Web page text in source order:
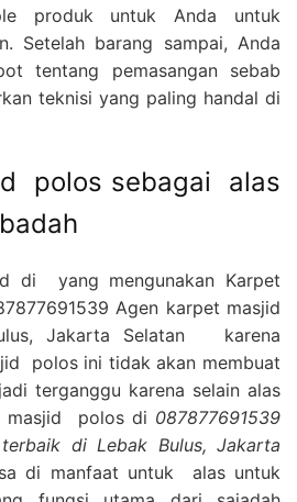
produk untuk Anda untuk
Setelah barang sampai, Anda
tentang pemasangan sebab
teknisi yang paling handal di
polos sebagai alas
di yang mengunakan Karpet
Agen karpet masjid
Jakarta Selatan karena
polos ini tidak akan membuat
terganggu karena selain alas
masjid polos di 087877691539
di Lebak Bulus, Jakarta
di manfaat untuk alas untuk